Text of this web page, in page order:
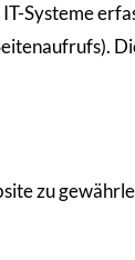
Systeme
zu